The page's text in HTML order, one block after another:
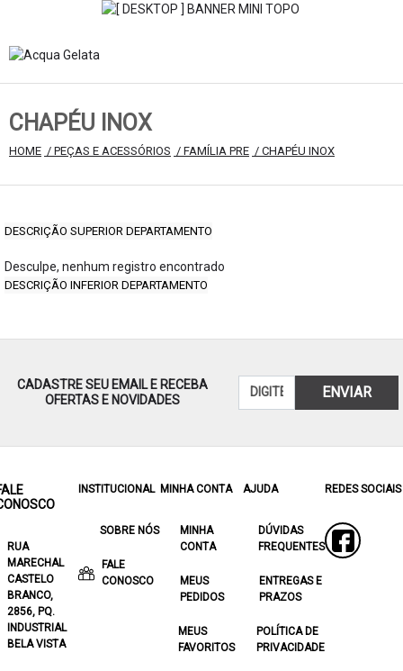
CHAPÉU INOX
HOME / PEÇAS E ACESSÓRIOS / FAMÍLIA PRE / CHAPÉU INOX
DESCRIÇÃO SUPERIOR DEPARTAMENTO
Desculpe, nenhum registro encontrado
DESCRIÇÃO INFERIOR DEPARTAMENTO
CADASTRE SEU EMAIL E RECEBA
OFERTAS E NOVIDADES
ENVIAR
RUA
MARECHAL
CASTELO
BRANCO,
2856, PQ.
INDUSTRIAL
BELA VISTA
INSTITUCIONAL
SOBRE NÓS
FALE
CONOSCO
MINHA CONTA
MINHA
CONTA
MEUS
PEDIDOS
MEUS
FAVORITOS
AJUDA
DÚVIDAS
FREQUENTES
ENTREGAS E
PRAZOS
POLÍTICA DE
PRIVACIDADE
REDES SOCIAIS